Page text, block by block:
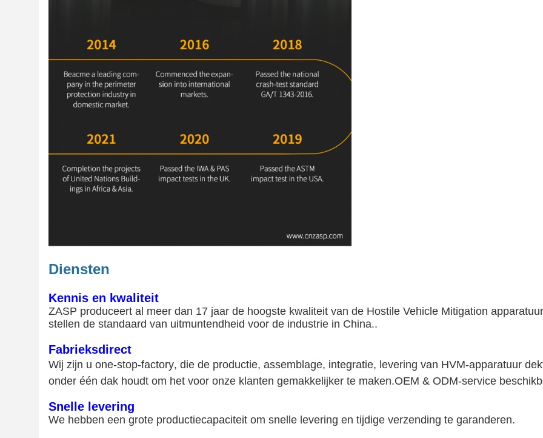
Diensten
Kennis en kwaliteit
ZASP produceert al meer dan 17 jaar de hoogste kwaliteit van de Hostile Vehicle Mitigation
stellen de standaard van uitmuntendheid voor de industrie in China..
Fabrieksdirect
Wij zijn u one-stop-factory, die de productie, assemblage, integratie, levering van HVM-apparatuur
onder één dak houdt om het voor onze klanten gemakkelijker te maken.OEM & ODM-service
Snelle levering
We hebben een grote productiecapaciteit om snelle levering en tijdige verzending te garanderen.